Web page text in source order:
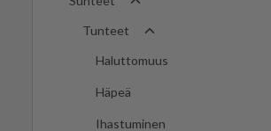
Tunteet
Haluttomuus
Häpeä
Ihastuminen